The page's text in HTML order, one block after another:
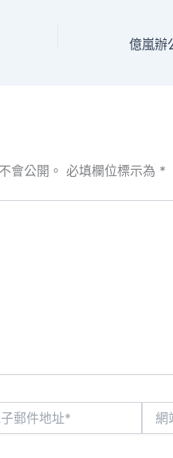
會公開。 必填欄位標示為 *